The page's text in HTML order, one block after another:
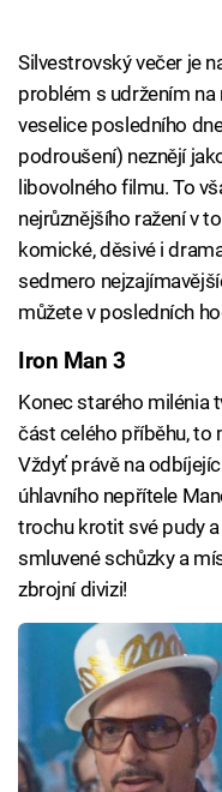
Silvestrovský večer je
problém s udržením na
veselice posledního
podroušení) neznějí
libovolného filmu. To
nejrůznějšího ražení v
komické, děsivé i
sedmero
můžete v posledních
Iron Man 3
Konec starého milénia
část celého příběhu, to
Vždyť právě na
úhlavního nepřítele
trochu krotit své pudy
smluvené schůzky a
zbrojní divizi!